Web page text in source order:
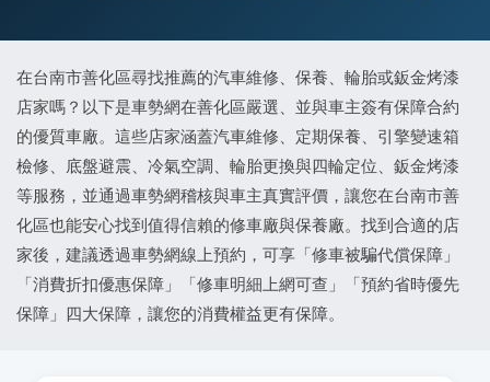
在台南市善化區尋找推薦的汽車維修、保養、輪胎或鈑金烤漆
店家嗎？以下是車勢網在善化區嚴選、並與車主簽有保障合約
的優質車廠。這些店家涵蓋汽車維修、定期保養、引擎變速箱
檢修、底盤避震、冷氣空調、輪胎更換與四輪定位、鈑金烤漆
等服務，並通過車勢網稽核與車主真實評價，讓您在台南市善
化區也能安心找到值得信賴的修車廠與保養廠。找到合適的店
家後，建議透過車勢網線上預約，可享「修車被騙代償保障」
「消費折扣優惠保障」「修車明細上網可查」「預約省時優先
保障」四大保障，讓您的消費權益更有保障。